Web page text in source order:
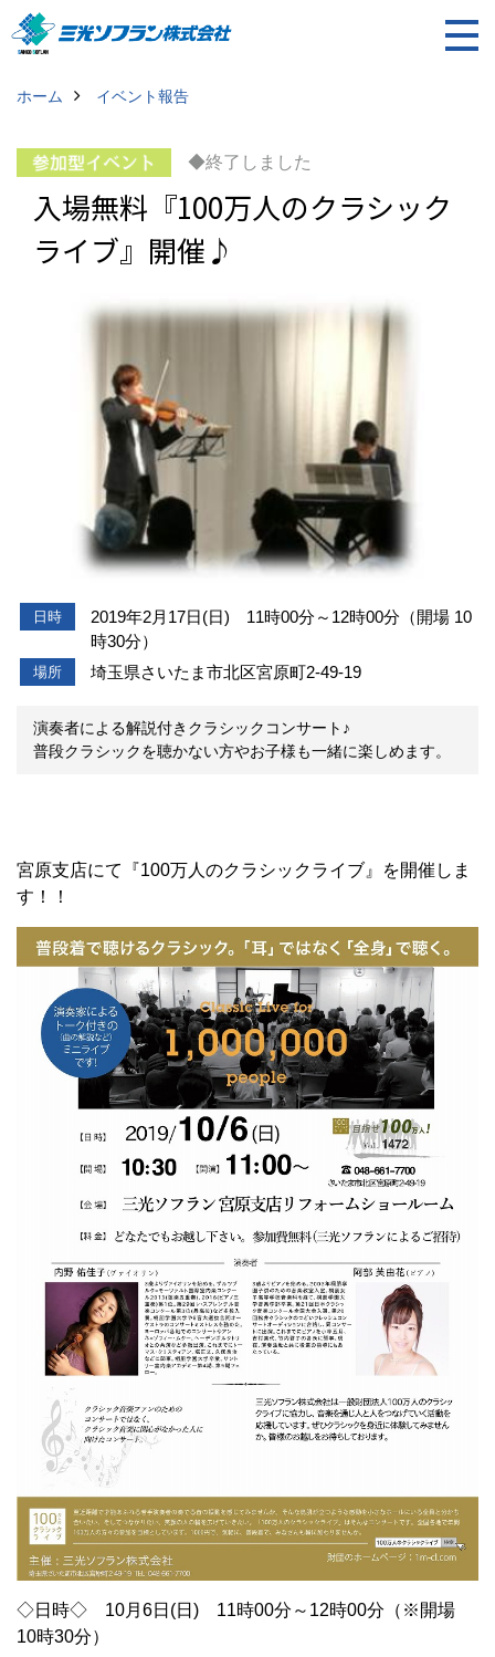
ホーム イベント報告
◆終了しました
入場無料『100万人のクラシック
ライブ』開催♪
日時
2019年2月17日(日) 11時00分～12時00分（開場 10
時30分）
場所 埼玉県さいたま市北区宮原町2-49-19
演奏者による解説付きクラシックコンサート♪
普段クラシックを聴かない方やお子様も一緒に楽しめます。
宮原支店にて『100万人のクラシックライブ』を開催しま
す！！
◇日時◇ 10月6日(日) 11時00分～12時00分（※開場
10時30分）